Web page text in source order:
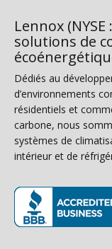
Lennox
solutions de
Dédiés au
d’environnements
résidentiels et
carbone, nous
systèmes de
intérieur et de